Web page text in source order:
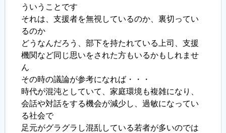
ういうことです
それは、支援者を無視しているのか、裏切ってい
るのか
どうなんだろう、部下を持たれている上司、支援
機関など同じ思いをされた方もいるかもしれませ
ん
その時の議論が参考になれば・・・
時代が混沌としていて、家庭環境も複雑になり、
会話や対話をする機会が減少し、過敏になってい
る社会で
足元がグラグラし混乱している若者が多いのでは